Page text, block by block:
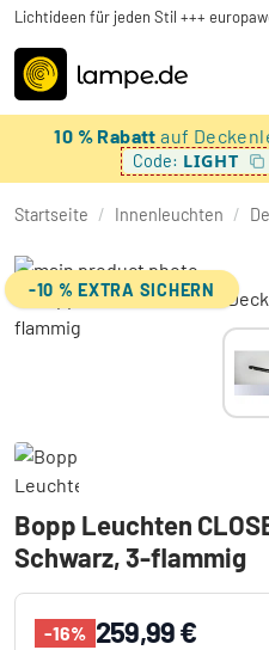
Lichtideen für jeden Stil +++
10 % Rabattauf
Code: LIGHT
Startseite / Innenleuchten /
-10 % EXTRA SICHERN
Bopp Leuchten
Schwarz, 3-flammig
-16% 259,99 €